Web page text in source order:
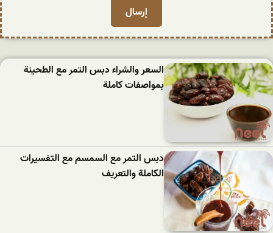
السعر والشراء دبس التمر مع الطحينة
بمواصفات كاملة
دبس التمر مع السمسم مع التفسيرات
الكاملة والتعريف